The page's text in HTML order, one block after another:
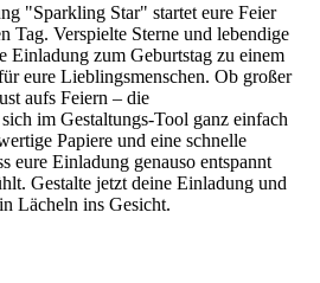
"Sparkling Star" startet eure Feier
Tag. Verspielte Sterne und lebendige
Einladung zum Geburtstag zu einem
eure Lieblingsmenschen. Ob großer
aufs Feiern – die
im Gestaltungs-Tool ganz einfach
Papiere und eine schnelle
eure Einladung genauso entspannt
Gestalte jetzt deine Einladung und
Lächeln ins Gesicht.